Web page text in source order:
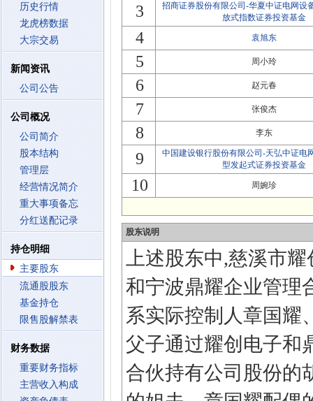
历史行情
龙虎榜数据
大宗交易
新闻资讯
公司公告
公司概况
公司简介
股本结构
管理层
经营情况简介
重大事项备忘
分红送配记录
持仓明细
主要股东
流通股股东
基金持仓
限售股解禁表
财务数据
重要财务指标
主营收入构成
3
招商证券股份有限公司-华夏中证电网设
放式指数证券投资基金
4 袁旭东
5 周小玲
6 赵元春
7 张俊杰
8 李东
9
中国建设银行股份有限公司-天弘中证电
型发起式证券投资基金
10 周婉珍
股东说明
上述股东中,慈溪市
和宁波鼎耀企业管理
系实际控制人章国耀
父子通过耀创电子和
合伙持有公司股份的